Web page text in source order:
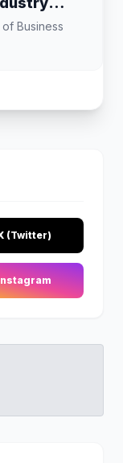
Business
(Twitter)